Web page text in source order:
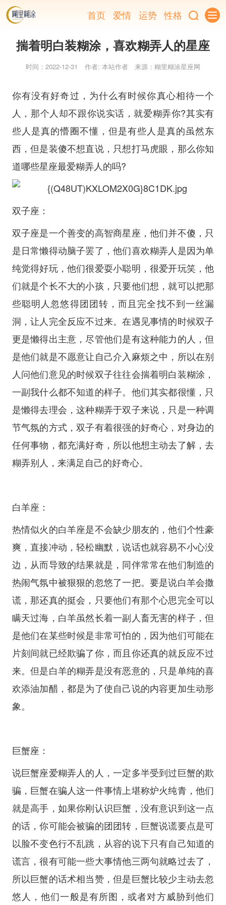
首页 爱情 运势 性格
揣着明白装糊涂，喜欢糊弄人的星座
时间：2022-12-31 作者: 本站作者 来源：糊里糊涂星座网
你有没有好奇过，为什么有时候你真心相待一个
人，那个人却不跟你说实话，就爱糊弄你?其实有
些人是真的懵圈不懂，但是有些人是真的虽然东
西，但是装傻不想直说，只想打马虎眼，那么你知
道哪些星座最爱糊弄人的吗?
双子座：
双子座是一个善变的高智商星座，他们并不傻，只
是日常懒得动脑子罢了，他们喜欢糊弄人是因为单
纯觉得好玩，他们很爱耍小聪明，很爱开玩笑，他
们就是个长不大的小孩，只要他们想，就可以把那
些聪明人忽悠得团团转，而且完全找不到一丝漏
洞，让人完全反应不过来。在遇见事情的时候双子
更是懒得出主意，尽管他们是有这种能力的人，但
是他们就是不愿意让自己介入麻烦之中，所以在别
人问他们意见的时候双子往往会揣着明白装糊涂，
一副我什么都不知道的样子。他们其实都很懂，只
是懒得去理会，这种糊弄于双子来说，只是一种调
节气氛的方式，双子有着很强的好奇心，对身边的
任何事物，都充满好奇，所以他想主动去了解，去
糊弄别人，来满足自己的好奇心。
白羊座：
热情似火的白羊座是不会缺少朋友的，他们个性豪
爽，直接冲动，轻松幽默，说话也就容易不小心没
边，从而导致的结果就是，同伴常常在他们制造的
热闹气氛中被狠狠的忽悠了一把。要是说白羊会撒
谎，那还真的挺会，只要他们有那个心思完全可以
瞒天过海，白羊虽然长着一副人畜无害的样子，但
是他们在某些时候是非常可怕的，因为他们可能在
片刻间就已经欺骗了你，而且你还真的就反应不过
来。但是白羊的糊弄是没有恶意的，只是单纯的喜
欢添油加醋，都是为了使自己说的内容更加生动形
象。
巨蟹座：
说巨蟹座爱糊弄人的人，一定多半受到过巨蟹的欺
骗，巨蟹在骗人这一件事情上堪称炉火纯青，他们
就是高手，如果你刚认识巨蟹，没有意识到这一点
的话，你可能会被骗的团团转，巨蟹说谎要点是可
以脸不变色行不乱跳，从容的说下只有自己知道的
谎言，很有可能一些大事情他三两句就略过去了，
所以巨蟹的话术相当赞，但是巨蟹比较少主动去忽
悠人，他们一般是有所图，或者对方威胁到他们